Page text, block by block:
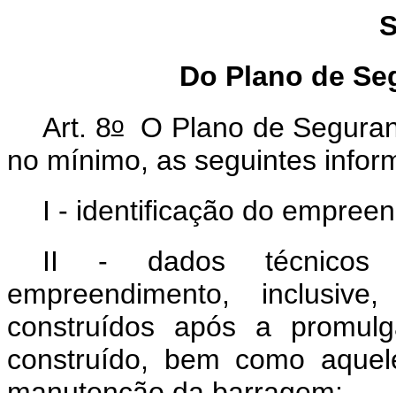
Do Plano de
Art. 8oO Plano de
no mínimo, as seguintes
I - identificação do
II - dados técnicos
empreendimento,
construídos após a
construído, bem como